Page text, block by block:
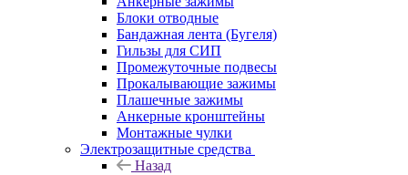
Блоки отводные
Бандажная лента (Бугеля)
Гильзы для СИП
Промежуточные подвесы
Прокалывающие зажимы
Плашечные зажимы
Анкерные кронштейны
Монтажные чулки
Электрозащитные средства
Назад